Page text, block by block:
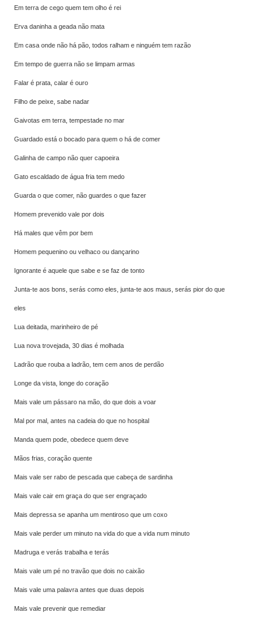
Em terra de cego quem tem olho é rei
Erva daninha a geada não mata
Em casa onde não há pão, todos ralham e ninguém tem razão
Em tempo de guerra não se limpam armas
Falar é prata, calar é ouro
Filho de peixe, sabe nadar
Gaivotas em terra, tempestade no mar
Guardado está o bocado para quem o há de comer
Galinha de campo não quer capoeira
Gato escaldado de água fria tem medo
Guarda o que comer, não guardes o que fazer
Homem prevenido vale por dois
Há males que vêm por bem
Homem pequenino ou velhaco ou dançarino
Ignorante é aquele que sabe e se faz de tonto
Junta-te aos bons, serás como eles, junta-te aos maus, serás pior do que
eles
Lua deitada, marinheiro de pé
Lua nova trovejada, 30 dias é molhada
Ladrão que rouba a ladrão, tem cem anos de perdão
Longe da vista, longe do coração
Mais vale um pássaro na mão, do que dois a voar
Mal por mal, antes na cadeia do que no hospital
Manda quem pode, obedece quem deve
Mãos frias, coração quente
Mais vale ser rabo de pescada que cabeça de sardinha
Mais vale cair em graça do que ser engraçado
Mais depressa se apanha um mentiroso que um coxo
Mais vale perder um minuto na vida do que a vida num minuto
Madruga e verás trabalha e terás
Mais vale um pé no travão que dois no caixão
Mais vale uma palavra antes que duas depois
Mais vale prevenir que remediar